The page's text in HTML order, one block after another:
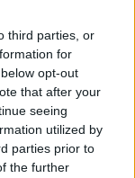
third parties, or
for
opt-out
that after your
seeing
utilized by
parties prior to
the further